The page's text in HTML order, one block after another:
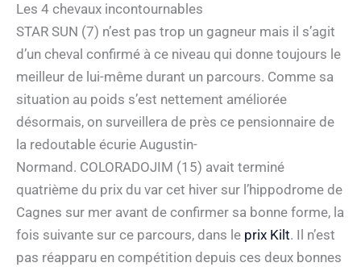
Les 4 chevaux incontournables
STAR SUN (7) n’est pas trop un gagneur mais il s’agit
d’un cheval confirmé à ce niveau qui donne toujours le
meilleur de lui-même durant un parcours. Comme sa
situation au poids s’est nettement améliorée
désormais, on surveillera de près ce pensionnaire de
la redoutable écurie Augustin-
Normand. COLORADOJIM (15) avait terminé
quatrième du prix du var cet hiver sur l’hippodrome de
Cagnes sur mer avant de confirmer sa bonne forme, la
fois suivante sur ce parcours, dans le prix Kilt. Il n’est
pas réapparu en compétition depuis ces deux bonnes